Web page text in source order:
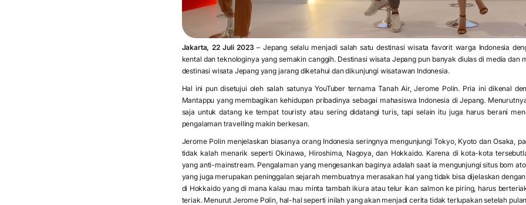
Jakarta, 22 Juli 2023 – Jepang selalu menjadi salah satu destinasi wisata favorit warga Indonesia
kental dan teknologinya yang semakin canggih. Destinasi wisata Jepang pun banyak diulas di media dan
destinasi wisata Jepang yang jarang diketahui dan dikunjungi wisatawan Indonesia.
Hal ini pun disetujui oleh salah satunya YouTuber ternama Tanah Air, Jerome Polin. Pria ini dikenal
Mantappu yang membagikan kehidupan pribadinya sebagai mahasiswa Indonesia di Jepang.
saja untuk datang ke tempat touristy atau sering didatangi turis, tapi selain itu juga harus berani
pengalaman travelling makin berkesan.
Jerome Polin menjelaskan biasanya orang Indonesia seringnya mengunjungi Tokyo, Kyoto dan Osaka,
tidak kalah menarik seperti Okinawa, Hiroshima, Nagoya, dan Hokkaido. Karena di kota-kota
yang anti-mainstream. Pengalaman yang mengesankan baginya adalah saat ia mengunjungi situs bom
yang juga merupakan peninggalan sejarah membuatnya merasakan hal yang tidak bisa dijelaskan
di Hokkaido yang di mana kalau mau minta tambah ikura atau telur ikan salmon ke piring, harus
teriak. Menurut Jerome Polin, hal-hal seperti inilah yang akan menjadi cerita tidak terlupakan setelah